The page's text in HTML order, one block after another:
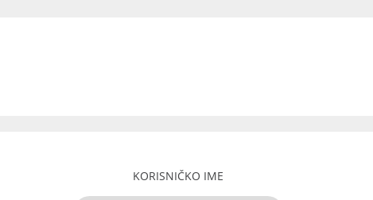
KORISNIČKO IME